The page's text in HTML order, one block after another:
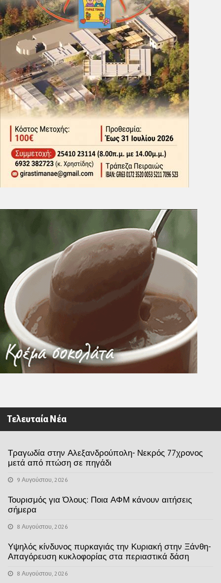
Τελευταία Νέα
Τραγωδία στην Αλεξανδρούπολη- Νεκρός 77χρονος
μετά από πτώση σε πηγάδι
9 Αυγούστου, 2026
Τουρισμός για Όλους: Ποια ΑΦΜ κάνουν αιτήσεις
σήμερα
8 Αυγούστου, 2026
Υψηλός κίνδυνος πυρκαγιάς την Κυριακή στην Ξάνθη-
Απαγόρευση κυκλοφορίας στα περιαστικά δάση
8 Αυγούστου, 2026